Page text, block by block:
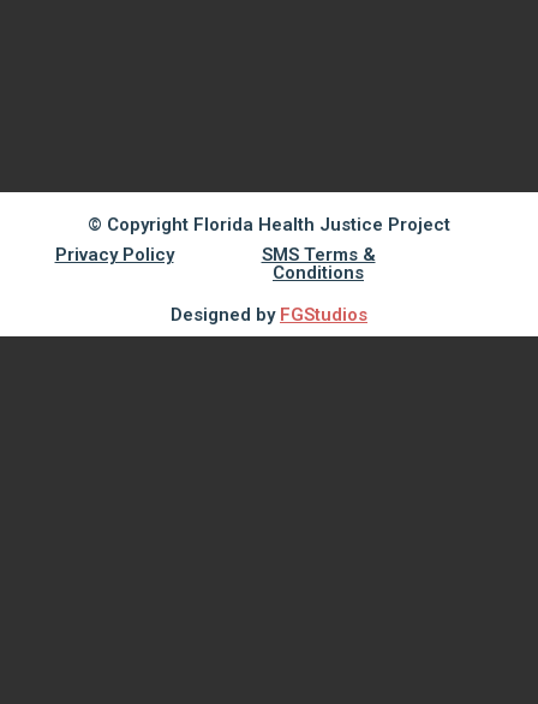
© Copyright Florida Health Justice Project
Privacy Policy
SMS Terms &
Conditions
Designed by FGStudios